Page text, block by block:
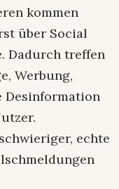
kommen
über Social
Dadurch treffen
Werbung,
Desinformation
echte